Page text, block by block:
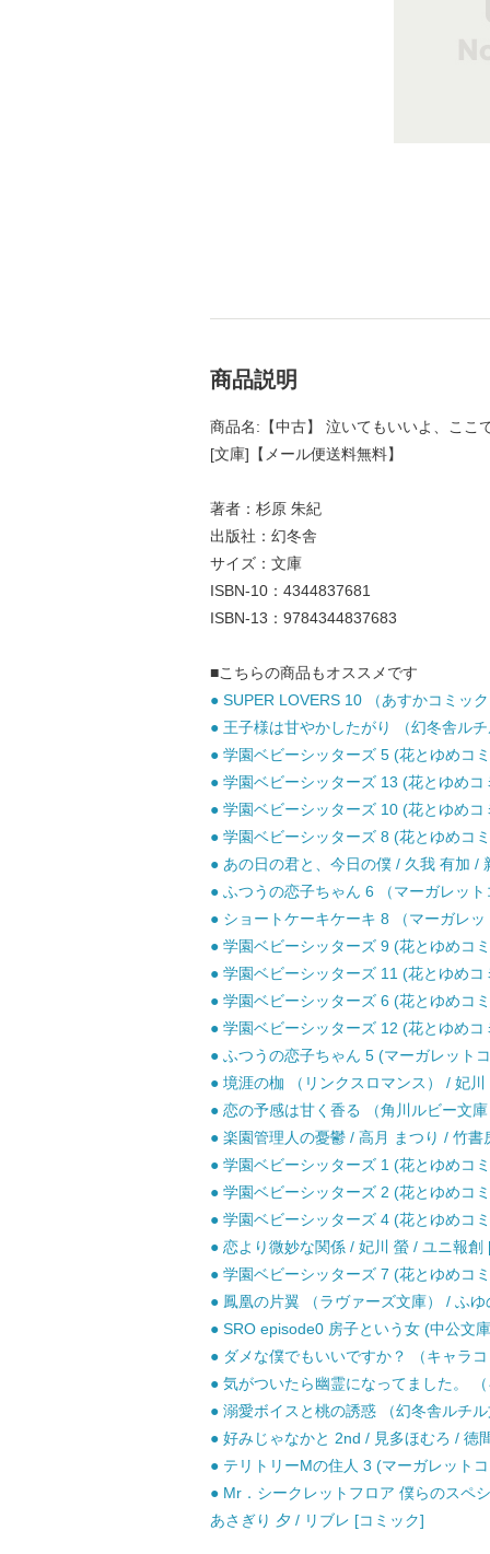
商品説明
商品名:【中古】 泣いてもいいよ、ここ
[文庫]【メール便送料無料】
著者：杉原 朱紀
出版社：幻冬舎
サイズ：文庫
ISBN-10：4344837681
ISBN-13：9784344837683
■こちらの商品もオススメです
● SUPER LOVERS 10 （あすかコミッ
● 王子様は甘やかしたがり （幻冬舎ル
● 学園ベビーシッターズ 5 (花とゆめコ
● 学園ベビーシッターズ 13 (花とゆめ
● 学園ベビーシッターズ 10 (花とゆめ
● 学園ベビーシッターズ 8 (花とゆめコ
● あの日の君と、今日の僕 / 久我 有加 /
● ふつうの恋子ちゃん 6 （マーガレッ
● ショートケーキケーキ 8 （マーガレ
● 学園ベビーシッターズ 9 (花とゆめコ
● 学園ベビーシッターズ 11 (花とゆめ
● 学園ベビーシッターズ 6 (花とゆめコ
● 学園ベビーシッターズ 12 (花とゆめ
● ふつうの恋子ちゃん 5 (マーガレット
● 境涯の枷 （リンクスロマンス） / 妃
● 恋の予感は甘く香る （角川ルビー文
● 楽園管理人の憂鬱 / 高月 まつり / 竹書
● 学園ベビーシッターズ 1 (花とゆめコ
● 学園ベビーシッターズ 2 (花とゆめコ
● 学園ベビーシッターズ 4 (花とゆめコ
● 恋より微妙な関係 / 妃川 螢 / ユニ報創
● 学園ベビーシッターズ 7 (花とゆめコ
● 鳳凰の片翼 （ラヴァーズ文庫） / ふ
● SRO episode0 房子という女 (中公文
● ダメな僕でもいいですか？ （キャラ
● 気がついたら幽霊になってました。
● 溺愛ボイスと桃の誘惑 （幻冬舎ルチ
● 好みじゃなかと 2nd / 見多ほむろ / 徳
● テリトリーMの住人 3 (マーガレット
● Mr．シークレットフロア 僕らのスペ
あさぎり 夕 / リブレ [コミック]